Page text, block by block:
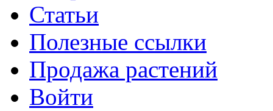
Статьи
Полезные ссылки
Продажа растений
Войти